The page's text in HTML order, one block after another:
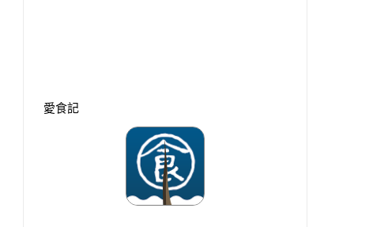
愛食記